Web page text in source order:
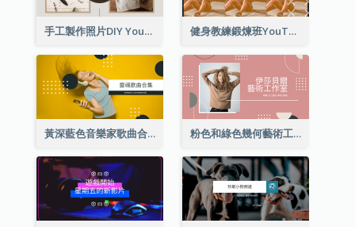
手工製作照片DIY YouTube頻道圖片 健身教練鍛煉班YouTube頻道圖片
黃深藍色音樂家歌曲合集YouTube頻道圖片 粉色和綠色幾何藝術工作室YouTube頻道圖片